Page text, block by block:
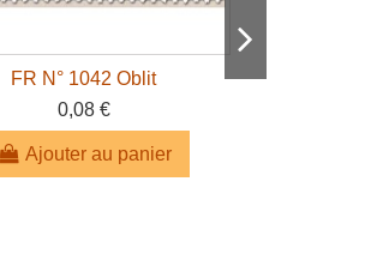
FR N° 1042 Oblit
0,08 €
Ajouter au panier